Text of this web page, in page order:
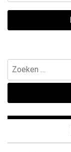
Zoeken
naar: